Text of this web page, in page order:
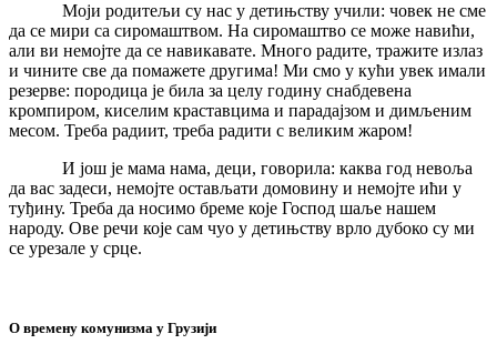
Моји родитељи су нас у детињству учили: човек не сме
да се мири са сиромаштвом. На сиромаштво се може навићи,
али ви немојте да се навикавате. Много радите, тражите излаз
и чините све да помажете другима! Ми смо у кући увек имали
резерве: породица је била за целу годину снабдевена
кромпиром, киселим краставцима и парадајзом и димљеним
месом. Треба радиит, треба радити с великим жаром!
И још је мама нама, деци, говорила: каква год невоља
да вас задеси, немојте остављати домовину и немојте ићи у
туђину. Треба да носимо бреме које Господ шаље нашем
народу. Ове речи које сам чуо у детињству врло дубоко су ми
се урезале у срце.
О времену комунизма у Грузији